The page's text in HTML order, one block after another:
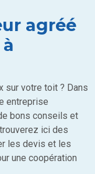
agréé
sur votre toit ? Dans
entreprise
bons conseils et
ici des
les devis et les
une coopération